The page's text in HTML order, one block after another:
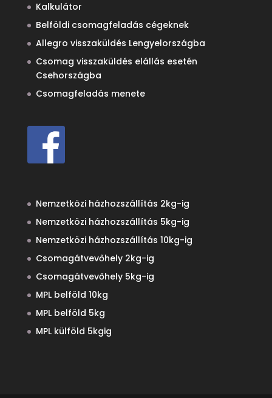
Kalkulátor
Belföldi csomagfeladás cégeknek
Allegro visszaküldés Lengyelországba
Csomag visszaküldés elállás esetén
Csehországba
Csomagfeladás menete
Nemzetközi házhozszállítás 2kg-ig
Nemzetközi házhozszállítás 5kg-ig
Nemzetközi házhozszállítás 10kg-ig
Csomagátvevőhely 2kg-ig
Csomagátvevőhely 5kg-ig
MPL belföld 10kg
MPL belföld 5kg
MPL külföld 5kgig